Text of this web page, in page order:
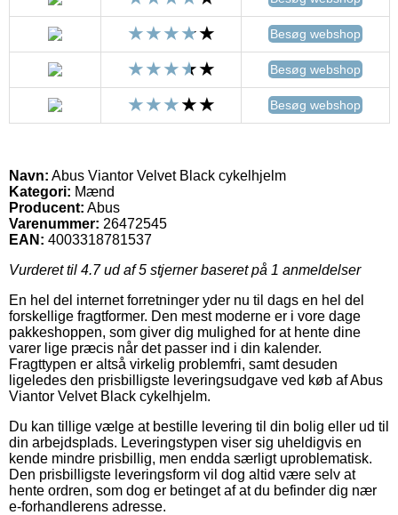
Besøg webshop
Besøg webshop
Besøg webshop
Navn: Abus Viantor Velvet Black cykelhjelm
Kategori: Mænd
Producent: Abus
Varenummer: 26472545
EAN: 4003318781537
Vurderet til 4.7ud af 5 stjerner baseret på 1 anmeldelser
En hel del internet forretninger yder nu til dags en hel del
forskellige fragtformer. Den mest moderne er i vore dage
pakkeshoppen, som giver dig mulighed for at hente dine
varer lige præcis når det passer ind i din kalender.
Fragttypen er altså virkelig problemfri, samt desuden
ligeledes den prisbilligste leveringsudgave ved køb af Abus
Viantor Velvet Black cykelhjelm.
Du kan tillige vælge at bestille levering til din bolig eller ud til
din arbejdsplads. Leveringstypen viser sig uheldigvis en
kende mindre prisbillig, men endda særligt uproblematisk.
Den prisbilligste leveringsform vil dog altid være selv at
hente ordren, som dog er betinget af at du befinder dig nær
e-forhandlerens adresse.